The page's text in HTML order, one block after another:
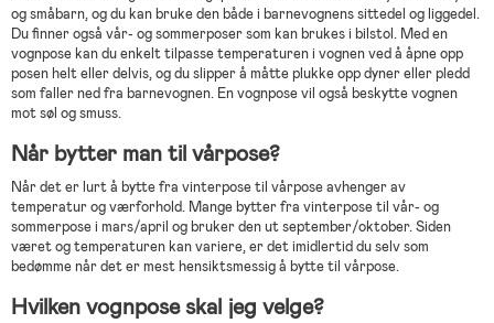
og småbarn, og du kan bruke den både i barnevognens sittedel og liggedel.
Du finner også vår- og sommerposer som kan brukes i bilstol. Med en
vognpose kan du enkelt tilpasse temperaturen i vognen ved å åpne opp
posen helt eller delvis, og du slipper å måtte plukke opp dyner eller pledd
som faller ned fra barnevognen. En vognpose vil også beskytte vognen
mot søl og smuss.
Når bytter man til vårpose?
Når det er lurt å bytte fra vinterpose til vårpose avhenger av
temperatur og værforhold. Mange bytter fra vinterpose til vår- og
sommerpose i mars/april og bruker den ut september/oktober. Siden
været og temperaturen kan variere, er det imidlertid du selv som
bedømme når det er mest hensiktsmessig å bytte til vårpose.
Hvilken vognpose skal jeg velge?